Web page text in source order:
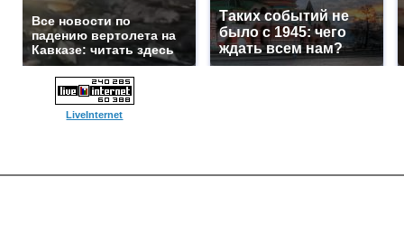
Все новости по
падению вертолета на
Кавказе: читать здесь
Таких событий не
было с 1945: чего
ждать всем нам?
LiveInternet